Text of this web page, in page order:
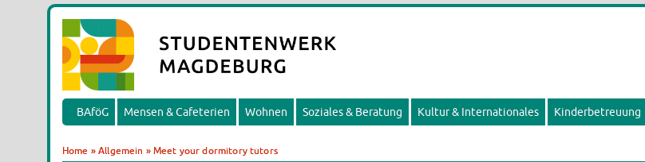
BAföG Mensen & Cafeterien Wohnen Soziales & Beratung Kultur & Internationales Kinderbetreuung
Home »Allgemein » Meet your dormitory tutors